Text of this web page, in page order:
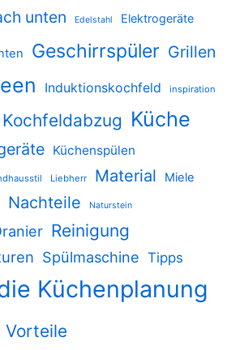
unten
Edelstahl Elektrogeräte
Geschirrspüler Grillen
Induktionskochfeld inspiration
Kochfeldabzug Küche
Küchenspülen
Liebherr Material Miele
Nachteile Naturstein
Reinigung
Spülmaschine Tipps
Küchenplanung
Vorteile